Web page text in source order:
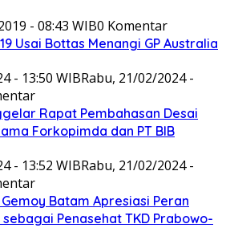
- 08:43 WIB0 Komentar
Usai Bottas Menangi GP Australia
- 13:50 WIBRabu, 21/02/2024 -
Rapat Pembahasan Desai
Forkopimda dan PT BIB
- 13:52 WIBRabu, 21/02/2024 -
Batam Apresiasi Peran
Penasehat TKD Prabowo-